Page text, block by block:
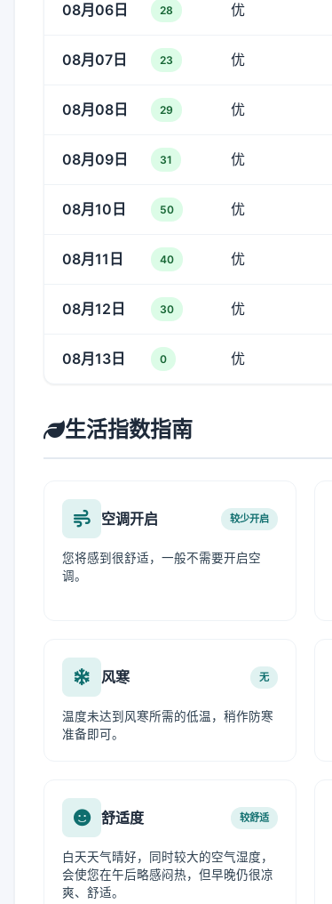
08月06日 28 优
08月07日 23 优
08月08日 29 优
08月09日 31 优
08月10日 50 优
08月11日 40 优
08月12日 30 优
08月13日 0 优
生活指数指南
空调开启 较少开启
您将感到很舒适，一般不需要开启空
调。
风寒 无
温度未达到风寒所需的低温，稍作防寒
准备即可。
舒适度 较舒适
白天天气晴好，同时较大的空气湿度，
会使您在午后略感闷热，但早晚仍很凉
爽、舒适。